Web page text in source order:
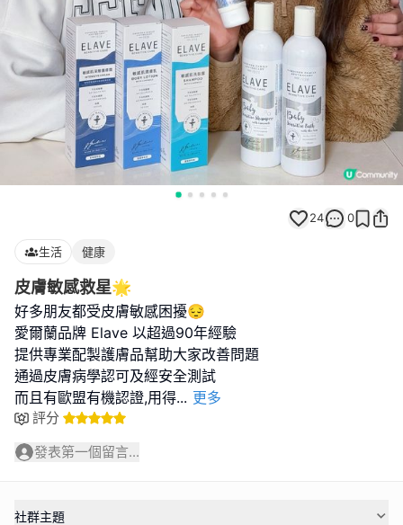
24 0
生活 健康
皮膚敏感救星🌟
好多朋友都受皮膚敏感困擾😔
愛爾蘭品牌 Elave 以超過90年經驗
提供專業配製護膚品幫助大家改善問題
通過皮膚病學認可及經安全測試
而且有歐盟有機認證,用得... 更多
評分
發表第一個留言...
社群主題